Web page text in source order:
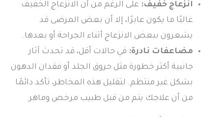
انزعاج خفيف: على الرغم من أن الانزعاج الخفيف
غالبًا ما يكون عابرًا، إلا أن بعض المرضى قد
يشعرون ببعض الانزعاج أثناء الجراحة أو بعدها.
مضاعفات نادرة: في حالات أقل، قد تحدث آثار
جانبية أكثر خطورة مثل حروق الجلد أو فقدان الدهون
بشكل غير منتظم. لتقليل هذه المخاطر، تأكد دائمًا
من أن علاجك يتم من قبل طبيب مرخص وماهر.